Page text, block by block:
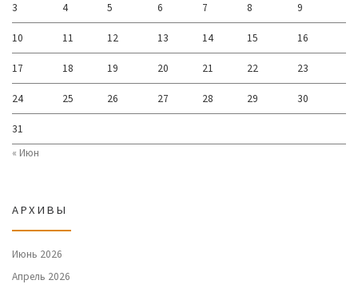
3 4 5 6 7 8 9
10 11 12 13 14 15 16
17 18 19 20 21 22 23
24 25 26 27 28 29 30
31
« Июн
АРХИВЫ
Июнь 2026
Апрель 2026